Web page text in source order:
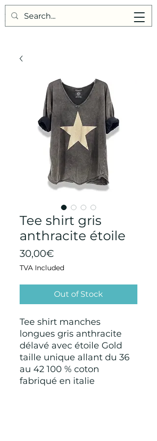
Points de Suture
Tee shirt gris
anthracite étoile
30,00€
TVA Included
Out of Stock
Tee shirt manches
longues gris anthracite
délavé avec étoile Gold
taille unique allant du 36
au 42 100 % coton
fabriqué en italie